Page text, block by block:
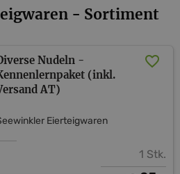
- Sortiment
Nudeln -
(inkl.
AT)
Eierteigwaren
1 Stk.